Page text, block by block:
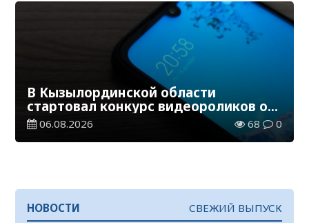
В Кызылординской области
стартовал конкурс видеороликов о
семейных ценностях и Конституции
06.08.2026 68 0
НОВОСТИ СВЕЖИЙ ВЫПУСК